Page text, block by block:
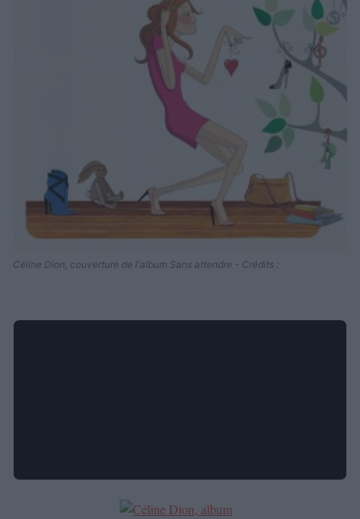
Céline Dion, couverture de l'album Sans attendre - Crédits :